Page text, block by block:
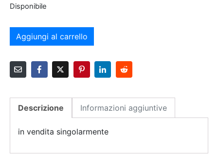
Disponibile
Aggiungi al carrello
Descrizione Informazioni aggiuntive
in vendita singolarmente